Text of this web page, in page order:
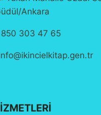
Ankara
303 47 65